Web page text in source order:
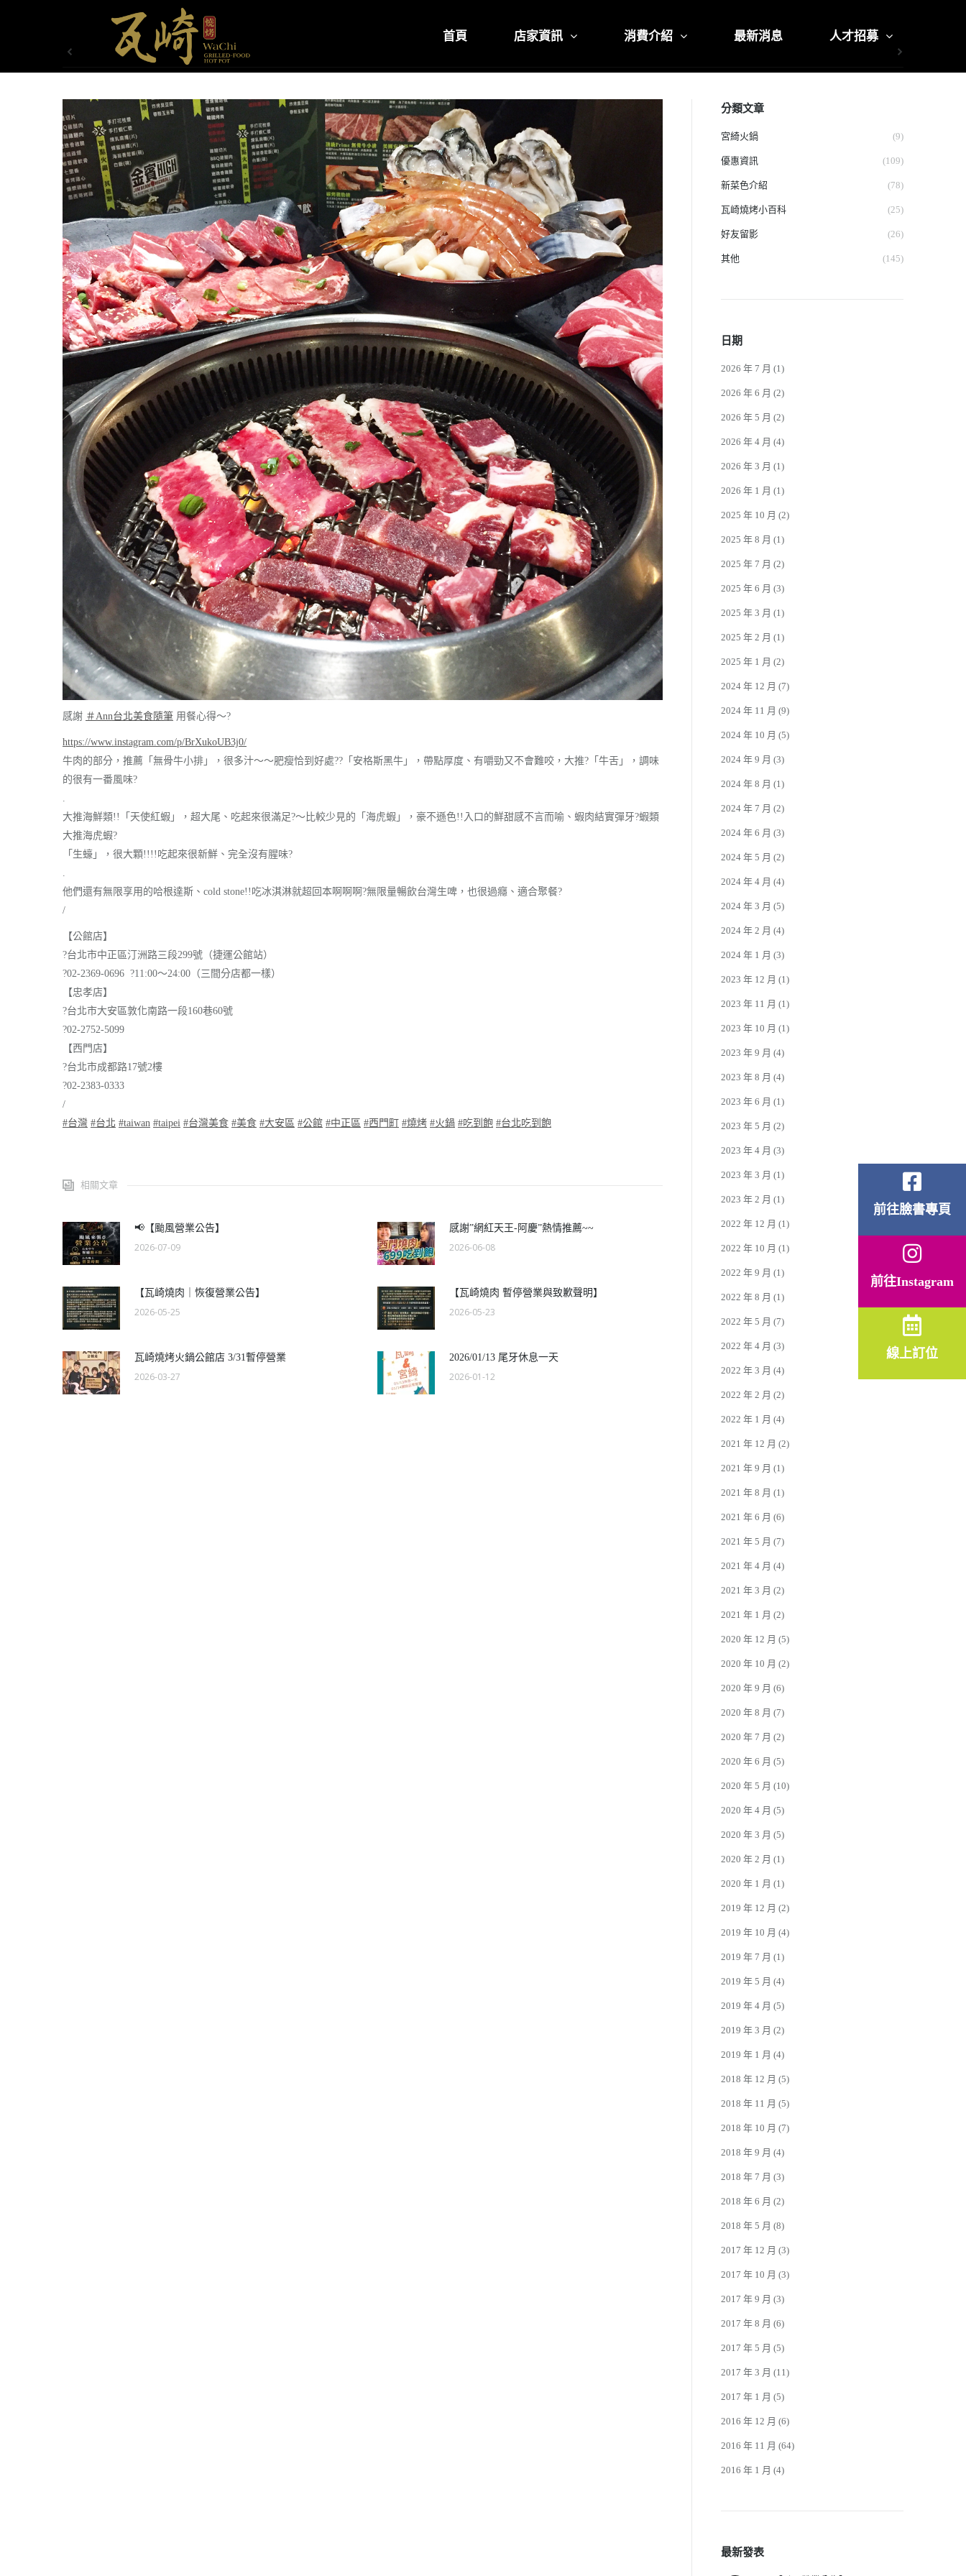
首頁 店家資訊 消費介紹 最新消息 人才招募
感謝 ＃ Ann台北美食隨筆 用餐心得～?
https://www.instagram.com/p/BrXukoUB3j0/
牛肉的部分，推薦「無骨牛小排」，很多汁～～肥瘦恰到好處?? 「安格斯黑牛」，帶點厚度、有嚼勁又不會難咬，大推? 「牛舌」，調味
的很有一番風味?
大推海鮮類!!「天使紅蝦」，超大尾、吃起來很滿足?～比較少見的「海虎蝦」，豪不遜色!!入口的鮮甜感不言而喻、蝦肉結實彈牙?蝦類
大推海虎蝦?
「生蠔」，很大顆!!!!吃起來很新鮮、完全沒有腥味?
他們還有無限享用的哈根達斯、cold stone!!吃冰淇淋就超回本啊啊啊 ?無限量暢飲台灣生啤，也很過癮、適合聚餐?
/
【公館店】
?台北市中正區汀洲路三段299號（捷運公館站）
?02-2369-0696 ?11:00～24:00（三間分店都一樣）
【忠孝店】
?台北市大安區敦化南路一段160巷60號
?02-2752-5099
【西門店】
?台北市成都路17號2樓
?02-2383-0333
/
#台灣 #台北 #taiwan #taipei #台灣美食 #美食 #大安區 #公館 #中正區 #西門町 #燒烤 #火鍋 #吃到飽 #台北吃到飽
相關文章
📢【颱風營業公告】
2026-07-09
感謝”網紅天王-阿慶”熱情推薦~~
2026-06-08
【瓦崎燒肉｜恢復營業公告】
2026-05-25
【瓦崎燒肉 暫停營業與致歉聲明】
2026-05-23
瓦崎燒烤火鍋公館店 3/31暫停營業
2026-03-27
2026/01/13 尾牙休息一天
2026-01-12
分類文章
宮綺火鍋 (9)
優惠資訊 (109)
新菜色介紹 (78)
瓦崎燒烤小百科 (25)
好友留影 (26)
其他 (145)
日期
2026 年 7 月 (1)
2026 年 6 月 (2)
2026 年 5 月 (2)
2026 年 4 月 (4)
2026 年 3 月 (1)
2026 年 1 月 (1)
2025 年 10 月 (2)
2025 年 8 月 (1)
2025 年 7 月 (2)
2025 年 6 月 (3)
2025 年 3 月 (1)
2025 年 2 月 (1)
2025 年 1 月 (2)
2024 年 12 月 (7)
2024 年 11 月 (9)
2024 年 10 月 (5)
2024 年 9 月 (3)
2024 年 8 月 (1)
2024 年 7 月 (2)
2024 年 6 月 (3)
2024 年 5 月 (2)
2024 年 4 月 (4)
2024 年 3 月 (5)
2024 年 2 月 (4)
2024 年 1 月 (3)
2023 年 12 月 (1)
2023 年 11 月 (1)
2023 年 10 月 (1)
2023 年 9 月 (4)
2023 年 8 月 (4)
2023 年 6 月 (1)
2023 年 5 月 (2)
2023 年 4 月 (3)
2023 年 3 月 (1)
2023 年 2 月 (1)
2022 年 12 月 (1)
2022 年 10 月 (1)
2022 年 9 月 (1)
2022 年 8 月 (1)
2022 年 5 月 (7)
2022 年 4 月 (3)
2022 年 3 月 (4)
2022 年 2 月 (2)
2022 年 1 月 (4)
2021 年 12 月 (2)
2021 年 9 月 (1)
2021 年 8 月 (1)
2021 年 6 月 (6)
2021 年 5 月 (7)
2021 年 4 月 (4)
2021 年 3 月 (2)
2021 年 1 月 (2)
2020 年 12 月 (5)
2020 年 10 月 (2)
2020 年 9 月 (6)
2020 年 8 月 (7)
2020 年 7 月 (2)
2020 年 6 月 (5)
2020 年 5 月 (10)
2020 年 4 月 (5)
2020 年 3 月 (5)
2020 年 2 月 (1)
2020 年 1 月 (1)
2019 年 12 月 (2)
2019 年 10 月 (4)
2019 年 7 月 (1)
2019 年 5 月 (4)
2019 年 4 月 (5)
2019 年 3 月 (2)
2019 年 1 月 (4)
2018 年 12 月 (5)
2018 年 11 月 (5)
2018 年 10 月 (7)
2018 年 9 月 (4)
2018 年 7 月 (3)
2018 年 6 月 (2)
2018 年 5 月 (8)
2017 年 12 月 (3)
2017 年 10 月 (3)
2017 年 9 月 (3)
2017 年 8 月 (6)
2017 年 5 月 (5)
2017 年 3 月 (11)
2017 年 1 月 (5)
2016 年 12 月 (6)
2016 年 11 月 (64)
2016 年 1 月 (4)
最新發表
前往臉書專頁
前往Instagram
線上訂位